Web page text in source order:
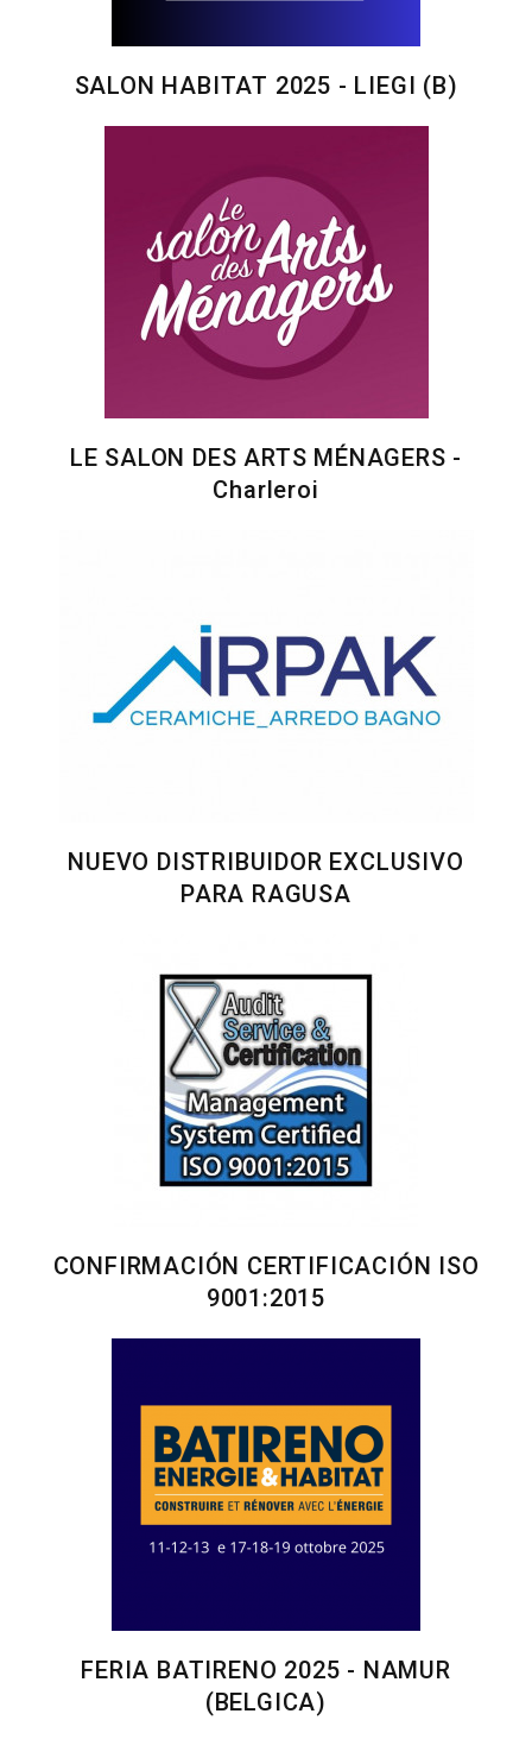
SALON HABITAT 2025 - LIEGI (B)
LE SALON DES ARTS MÉNAGERS -
Charleroi
NUEVO DISTRIBUIDOR EXCLUSIVO
PARA RAGUSA
CONFIRMACIÓN CERTIFICACIÓN ISO
9001:2015
FERIA BATIRENO 2025 - NAMUR
(BELGICA)